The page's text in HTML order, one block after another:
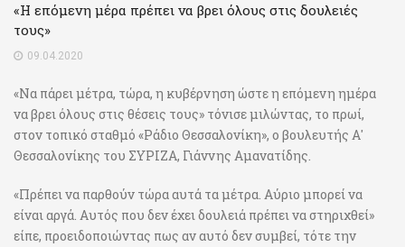
«Η επόμενη μέρα πρέπει να βρει όλους στις δουλειές
τους»
09.04.2020
«Να πάρει μέτρα, τώρα, η κυβέρνηση ώστε η επόμενη ημέρα
να βρει όλους στις θέσεις τους» τόνισε μιλώντας, το πρωί,
στον τοπικό σταθμό «Ράδιο Θεσσαλονίκη», ο βουλευτής Α'
Θεσσαλονίκης του ΣΥΡΙΖΑ, Γιάννης Αμανατίδης.
«Πρέπει να παρθούν τώρα αυτά τα μέτρα. Αύριο μπορεί να
είναι αργά. Αυτός που δεν έχει δουλειά πρέπει να στηριχθεί»
είπε, προειδοποιώντας πως αν αυτό δεν συμβεί, τότε την